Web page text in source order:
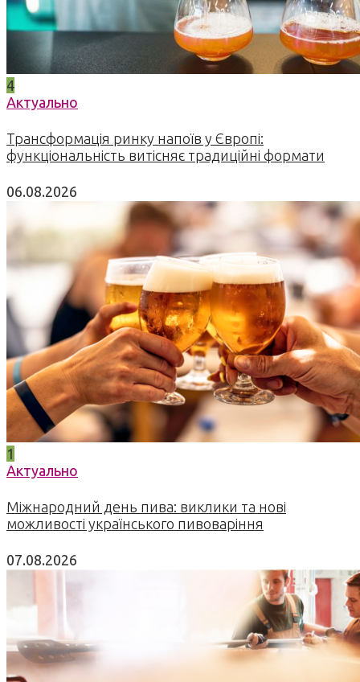
4
Актуально
Трансформація ринку напоїв у Європі:
функціональність витісняє традиційні формати
06.08.2026
1
Актуально
Міжнародний день пива: виклики та нові
можливості українського пивоваріння
07.08.2026